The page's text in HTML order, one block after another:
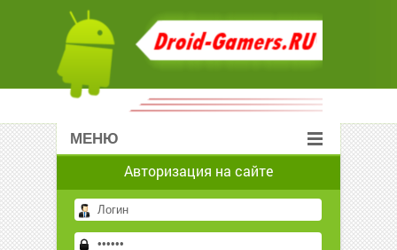
МЕНЮ
Авторизация на сайте